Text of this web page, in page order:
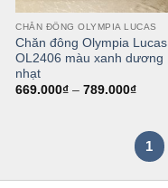
CHĂN ĐÔNG OLYMPIA LUCAS
Chăn đông Olympia Lucas
OL2406 màu xanh dương
nhạt
669.000₫ – 789.000₫
1